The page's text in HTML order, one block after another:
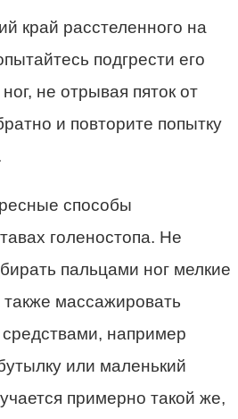
край расстеленного на
подгрести его
не отрывая пяток от
и повторите попытку
способы
голеностопа. Не
пальцами ног мелкие
массажировать
например
или маленький
примерно такой же,